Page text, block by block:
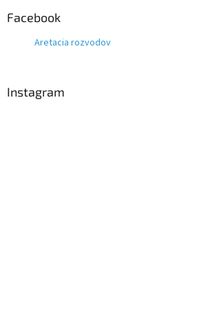
Facebook
Aretacia rozvodov
Instagram